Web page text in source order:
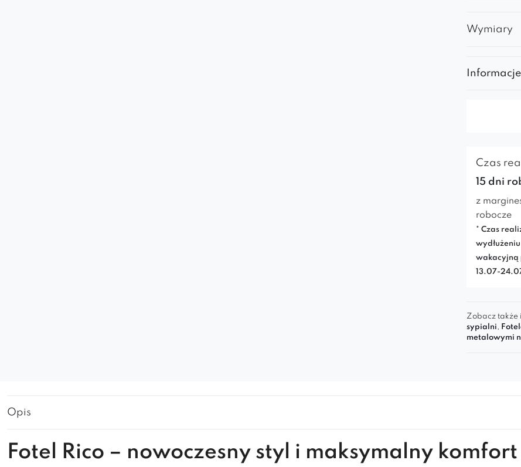
Wymiary
Czas
15 dni
z
robocze
* Czas
wakacyjną
13.07-
Zobacz także
sypialni,
metalowymi
Opis
Fotel Rico – nowoczesny styl i maksymalny komfort